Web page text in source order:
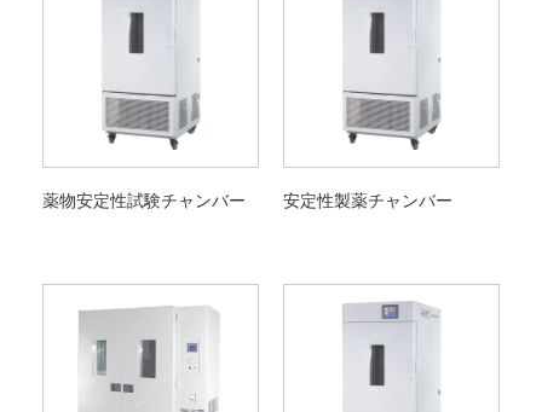
薬物安定性試験チャンバー 安定性製薬チャンバー